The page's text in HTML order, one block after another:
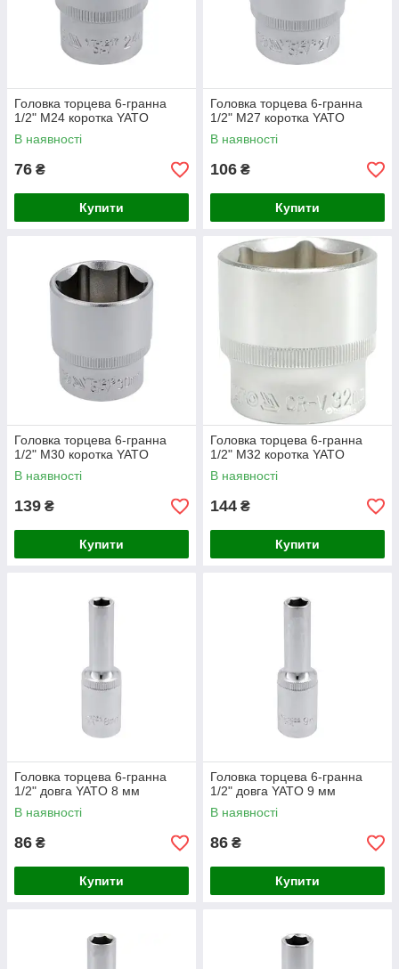
Головка торцева 6-гранна
1/2" М24 коротка YATO
В наявності
76 ₴
Купити
Головка торцева 6-гранна
1/2" М27 коротка YATO
В наявності
106 ₴
Купити
Головка торцева 6-гранна
1/2" М30 коротка YATO
В наявності
139 ₴
Купити
Головка торцева 6-гранна
1/2" М32 коротка YATO
В наявності
144 ₴
Купити
Головка торцева 6-гранна
1/2" довга YATO 8 мм
В наявності
86 ₴
Купити
Головка торцева 6-гранна
1/2" довга YATO 9 мм
В наявності
86 ₴
Купити